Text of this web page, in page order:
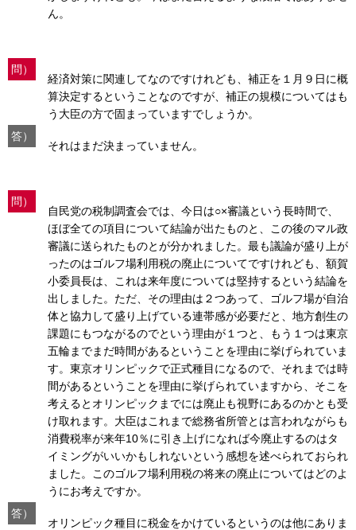
ん。
問）
経済対策に関連してなのですけれども、補正を１月９日に概
算決定するということなのですが、補正の規模についてはも
う大臣の方で固まっていますでしょうか。
答）
それはまだ決まっていません。
問）
自民党の税制調査会では、今日は○×審議という長時間で、
ほぼ全ての項目について結論が出たものと、この後のマル政
審議に送られたものとが分かれました。最も議論が盛り上が
ったのはゴルフ場利用税の廃止についてですけれども、額賀
小委員長は、これは来年度については堅持するという結論を
出しました。ただ、その理由は２つあって、ゴルフ場が自治
体と協力して盛り上げている連帯感が必要だと、地方創生の
課題にもつながるのでという理由が１つと、もう１つは東京
五輪までまだ時間があるということを理由に挙げられていま
す。東京オリンピックで正式種目になるので、それまでは時
間があるということを理由に挙げられていますから、そこを
考えるとオリンピックまでには廃止も視野にあるのかとも受
け取れます。大臣はこれまで総務省所管とは言われながらも
消費税率が来年10％に引き上げになれば今廃止するのはタ
イミングがいいかもしれないという感想を述べられておられ
ました。このゴルフ場利用税の将来の廃止についてはどのよ
うにお考えですか。
答）
オリンピック種目に税金をかけているというのは他にありま